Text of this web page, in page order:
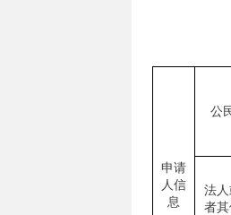
申请
人信
息
公
法
者